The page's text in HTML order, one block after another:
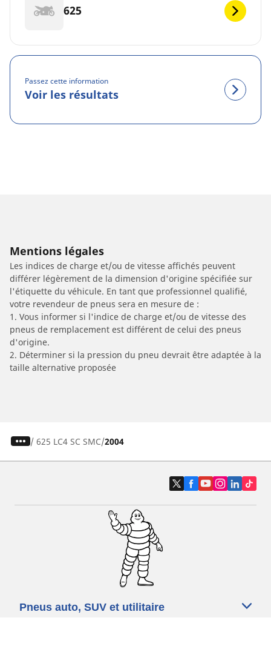
625
Passez cette information
Voir les résultats
Mentions légales
Les indices de charge et/ou de vitesse affichés peuvent
différer légèrement de la dimension d'origine spécifiée sur
l'étiquette du véhicule. En tant que professionnel qualifié,
votre revendeur de pneus sera en mesure de :
1. Vous informer si l'indice de charge et/ou de vitesse des
pneus de remplacement est différent de celui des pneus
d'origine.
2. Déterminer si la pression du pneu devrait être adaptée à la
taille alternative proposée
/ 625 LC4 SC SMC 2004
Pneus auto, SUV et utilitaire